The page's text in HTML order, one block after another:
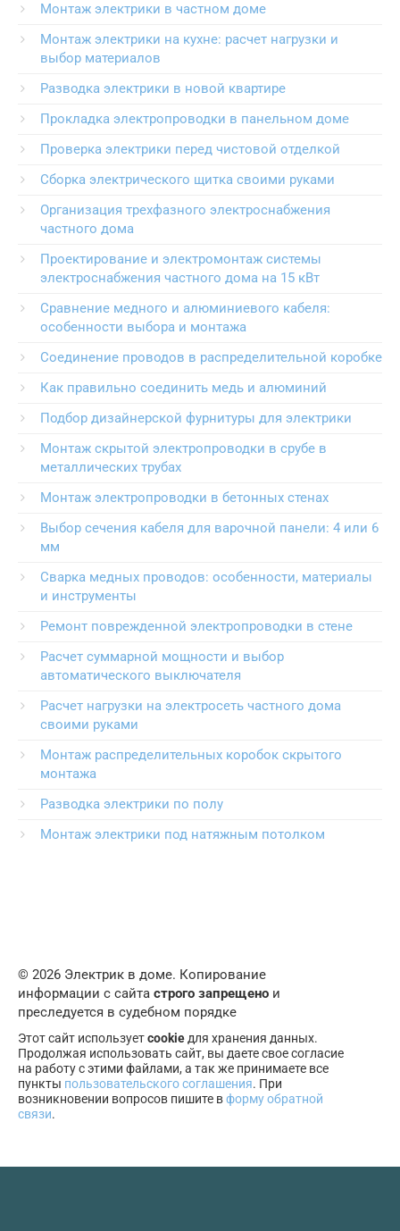
Монтаж электрики в частном доме
Монтаж электрики на кухне: расчет нагрузки и
выбор материалов
Разводка электрики в новой квартире
Прокладка электропроводки в панельном доме
Проверка электрики перед чистовой отделкой
Сборка электрического щитка своими руками
Организация трехфазного электроснабжения
частного дома
Проектирование и электромонтаж системы
электроснабжения частного дома на 15 кВт
Сравнение медного и алюминиевого кабеля:
особенности выбора и монтажа
Соединение проводов в распределительной коробке
Как правильно соединить медь и алюминий
Подбор дизайнерской фурнитуры для электрики
Монтаж скрытой электропроводки в срубе в
металлических трубах
Монтаж электропроводки в бетонных стенах
Выбор сечения кабеля для варочной панели: 4 или 6
мм
Сварка медных проводов: особенности, материалы
и инструменты
Ремонт поврежденной электропроводки в стене
Расчет суммарной мощности и выбор
автоматического выключателя
Расчет нагрузки на электросеть частного дома
своими руками
Монтаж распределительных коробок скрытого
монтажа
Разводка электрики по полу
Монтаж электрики под натяжным потолком
© 2026 Электрик в доме. Копирование
информации с сайта строго запрещено и
преследуется в судебном порядке
Этот сайт используетcookie для хранения данных.
Продолжая использовать сайт, вы даете свое согласие
на работу с этими файлами, а так же принимаете все
пункты пользовательского соглашения. При
возникновении вопросов пишите вформу обратной
связи.